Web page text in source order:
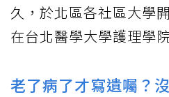
久，於北區各社區大學
在台北醫學大學護理學
老了病了才寫遺囑？